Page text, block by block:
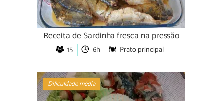
Receita de Sardinha fresca na pressão
15 6h Prato principal
Dificuldade média